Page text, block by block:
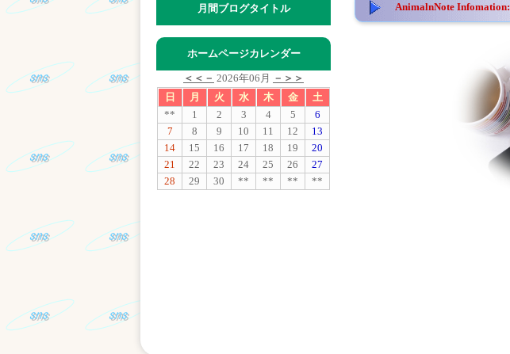
AnimalnNote Infomation:
月間ブログタイトル
ホームページカレンダー
＜＜－ 2026年06月
－＞＞
日
月 火 水 木 金
土
**
1 2 3 4 5
6
7
8 9 10 11 12
13
14
15 16 17 18 19
20
21
22 23 24 25 26
27
28
29 30 ** ** ** **